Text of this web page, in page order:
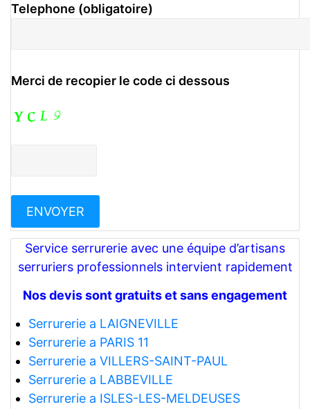
Telephone (obligatoire)
Merci de recopier le code ci dessous
Service serrurerie avec une équipe d’artisans
serruriers professionnels intervient rapidement
Nos devis sont gratuits et sans engagement
Serrurerie a LAIGNEVILLE
Serrurerie a PARIS 11
Serrurerie a VILLERS-SAINT-PAUL
Serrurerie a LABBEVILLE
Serrurerie a ISLES-LES-MELDEUSES